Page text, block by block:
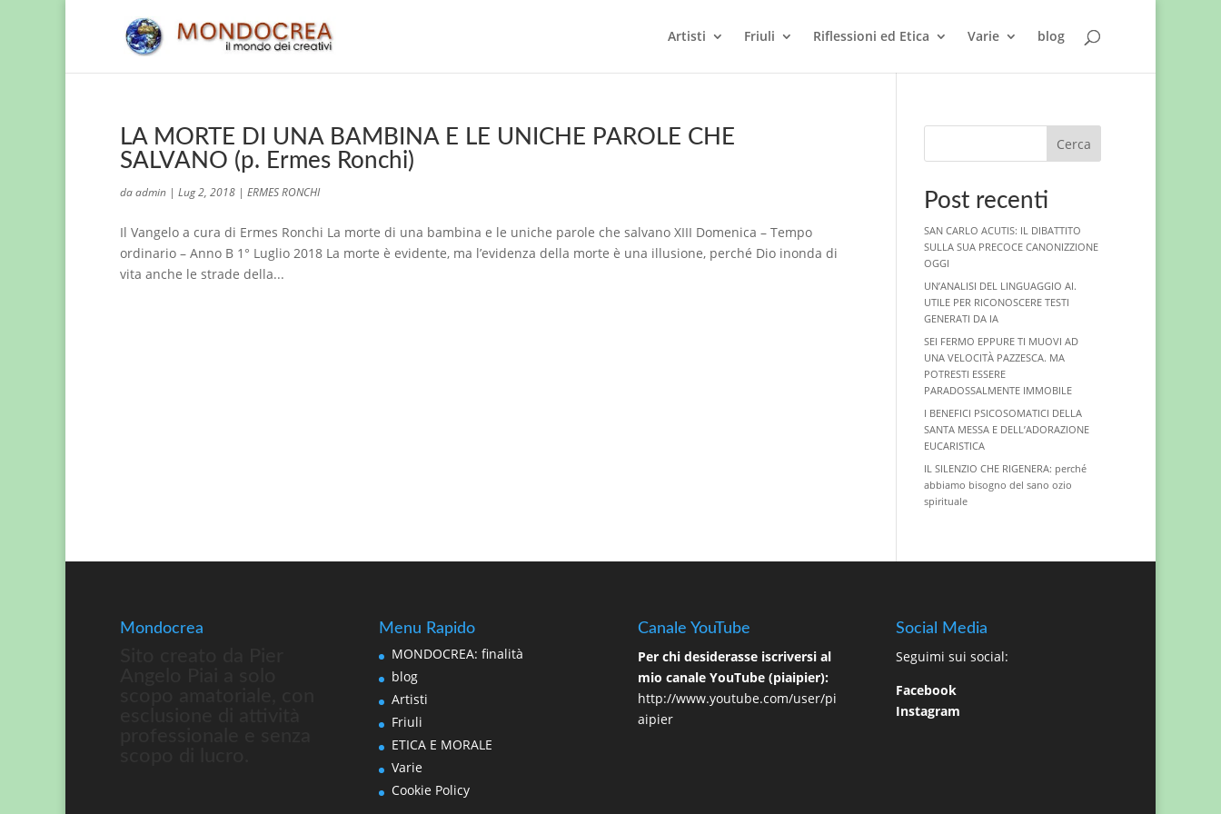
Artisti Friuli Riflessioni ed Etica Varie blog
LA MORTE DI UNA BAMBINA E LE UNICHE PAROLE CHE
SALVANO (p. Ermes Ronchi)
daadmin | Lug 2, 2018 | ERMES RONCHI
Il Vangelo a cura di Ermes Ronchi La morte di una bambina e le uniche parole che salvano XIII Domenica – Tempo
ordinario – Anno B 1° Luglio 2018 La morte è evidente, ma l’evidenza della morte è una illusione, perché Dio inonda di
vita anche le strade della...
Cerca
Post recenti
SAN CARLO ACUTIS: IL DIBATTITO
SULLA SUA PRECOCE CANONIZZIONE
OGGI
UN’ANALISI DEL LINGUAGGIO AI.
UTILE PER RICONOSCERE TESTI
GENERATI DA IA
SEI FERMO EPPURE TI MUOVI AD
UNA VELOCITÀ PAZZESCA. MA
POTRESTI ESSERE
PARADOSSALMENTE IMMOBILE
I BENEFICI PSICOSOMATICI DELLA
SANTA MESSA E DELL’ADORAZIONE
EUCARISTICA
IL SILENZIO CHE RIGENERA: perché
abbiamo bisogno del sano ozio
spirituale
Mondocrea Menu Rapido
MONDOCREA: finalità
blog
Artisti
Friuli
ETICA E MORALE
Varie
Cookie Policy
Canale YouTube
Per chi desiderasse iscriversi al
mio canale YouTube (piaipier):
http://www.youtube.com/user/pi
aipier
Social Media
Seguimi sui social:
Facebook
Instagram